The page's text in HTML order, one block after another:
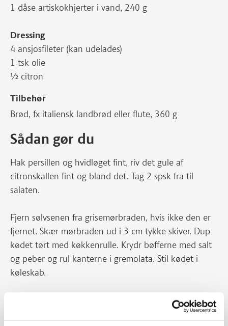
1 dåse artiskokhjerter i vand, 240 g
Dressing
4 ansjosfileter (kan udelades)
1 tsk olie
½ citron
Tilbehør
Brød, fx italiensk landbrød eller flute, 360 g
Sådan gør du
Hak persillen og hvidløget fint, riv det gule af
citronskallen fint og bland det. Tag 2 spsk fra til
salaten.
Fjern sølvsenen fra grisemørbraden, hvis ikke den er
fjernet. Skær mørbraden ud i 3 cm tykke skiver. Dup
kødet tørt med køkkenrulle. Krydr bøfferne med salt
og peber og rul kanterne i gremolata. Stil kødet i
køleskab.
Halver cherrytomaterne, skær de soltørrede tomater i